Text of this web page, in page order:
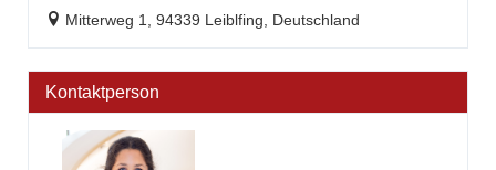
Mitterweg 1, 94339 Leiblfing, Deutschland
Kontaktperson